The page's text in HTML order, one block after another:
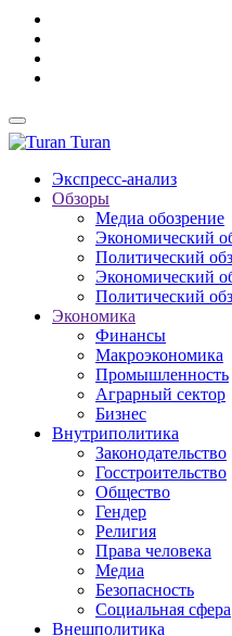
Turan
Экспресс-анализ
Обзоры
Медиа обозрение
Экономический
Политический
Экономический
Политический
Экономика
Финансы
Макроэкономика
Промышленность
Аграрный сектор
Бизнес
Внутриполитика
Законодательство
Госстроительство
Общество
Гендер
Религия
Права человека
Медиа
Безопасность
Социальная сфера
Внешполитика